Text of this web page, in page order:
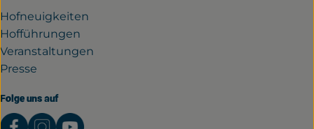
Hofneuigkeiten
Hofführungen
Veranstaltungen
Presse
Folge uns auf
Externer Link zu https://www.facebook.com/
Externer Link zu https://
Externer Link zu https://